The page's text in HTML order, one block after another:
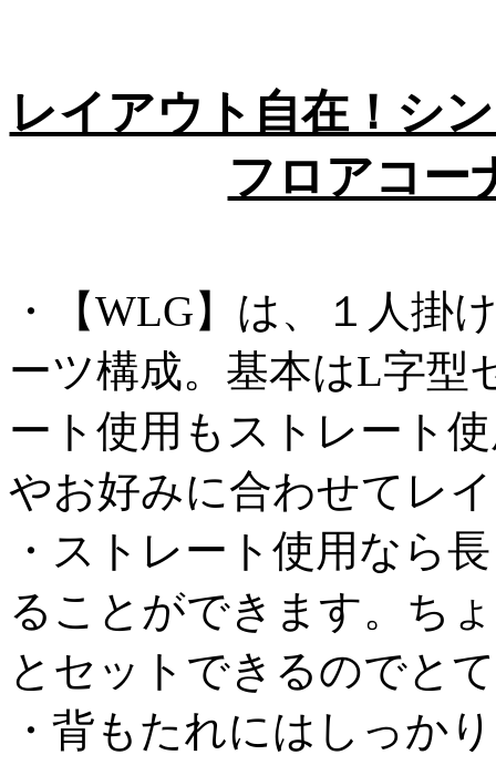
レイアウト自在！シ
フロアコー
・【WLG】は、１人掛
ーツ構成。基本はL字型
ート使用もストレート
やお好みに合わせてレ
・ストレート使用なら
ることができます。ち
とセットできるのでと
・背もたれにはしっか